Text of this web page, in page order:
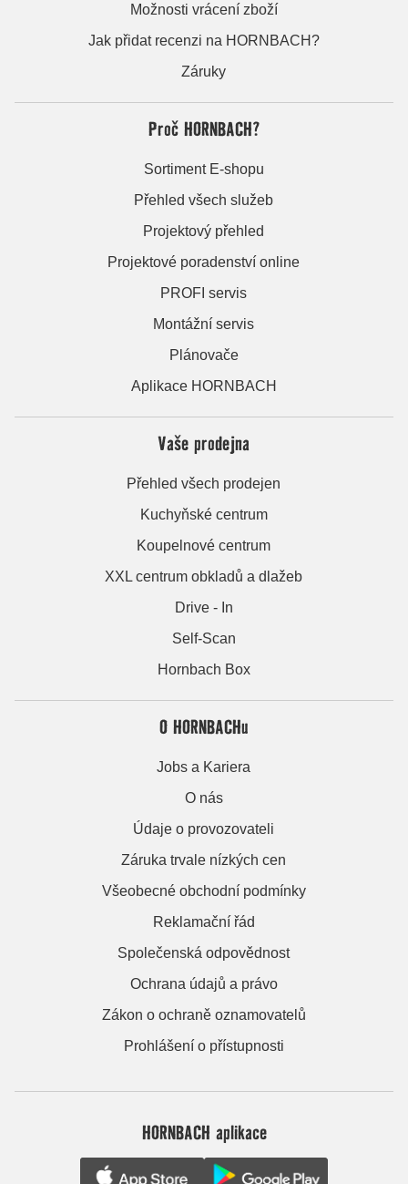
Možnosti vrácení zboží
Jak přidat recenzi na HORNBACH?
Záruky
Proč HORNBACH?
Sortiment E-shopu
Přehled všech služeb
Projektový přehled
Projektové poradenství online
PROFI servis
Montážní servis
Plánovače
Aplikace HORNBACH
Vaše prodejna
Přehled všech prodejen
Kuchyňské centrum
Koupelnové centrum
XXL centrum obkladů a dlažeb
Drive - In
Self-Scan
Hornbach Box
O HORNBACHu
Jobs a Kariera
O nás
Údaje o provozovateli
Záruka trvale nízkých cen
Všeobecné obchodní podmínky
Reklamační řád
Společenská odpovědnost
Ochrana údajů a právo
Zákon o ochraně oznamovatelů
Prohlášení o přístupnosti
HORNBACH aplikace